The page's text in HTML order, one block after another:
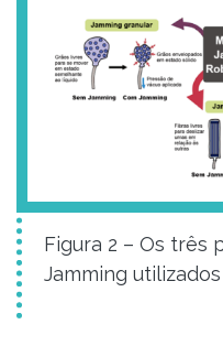
Figura 2 – Os três
Jamming